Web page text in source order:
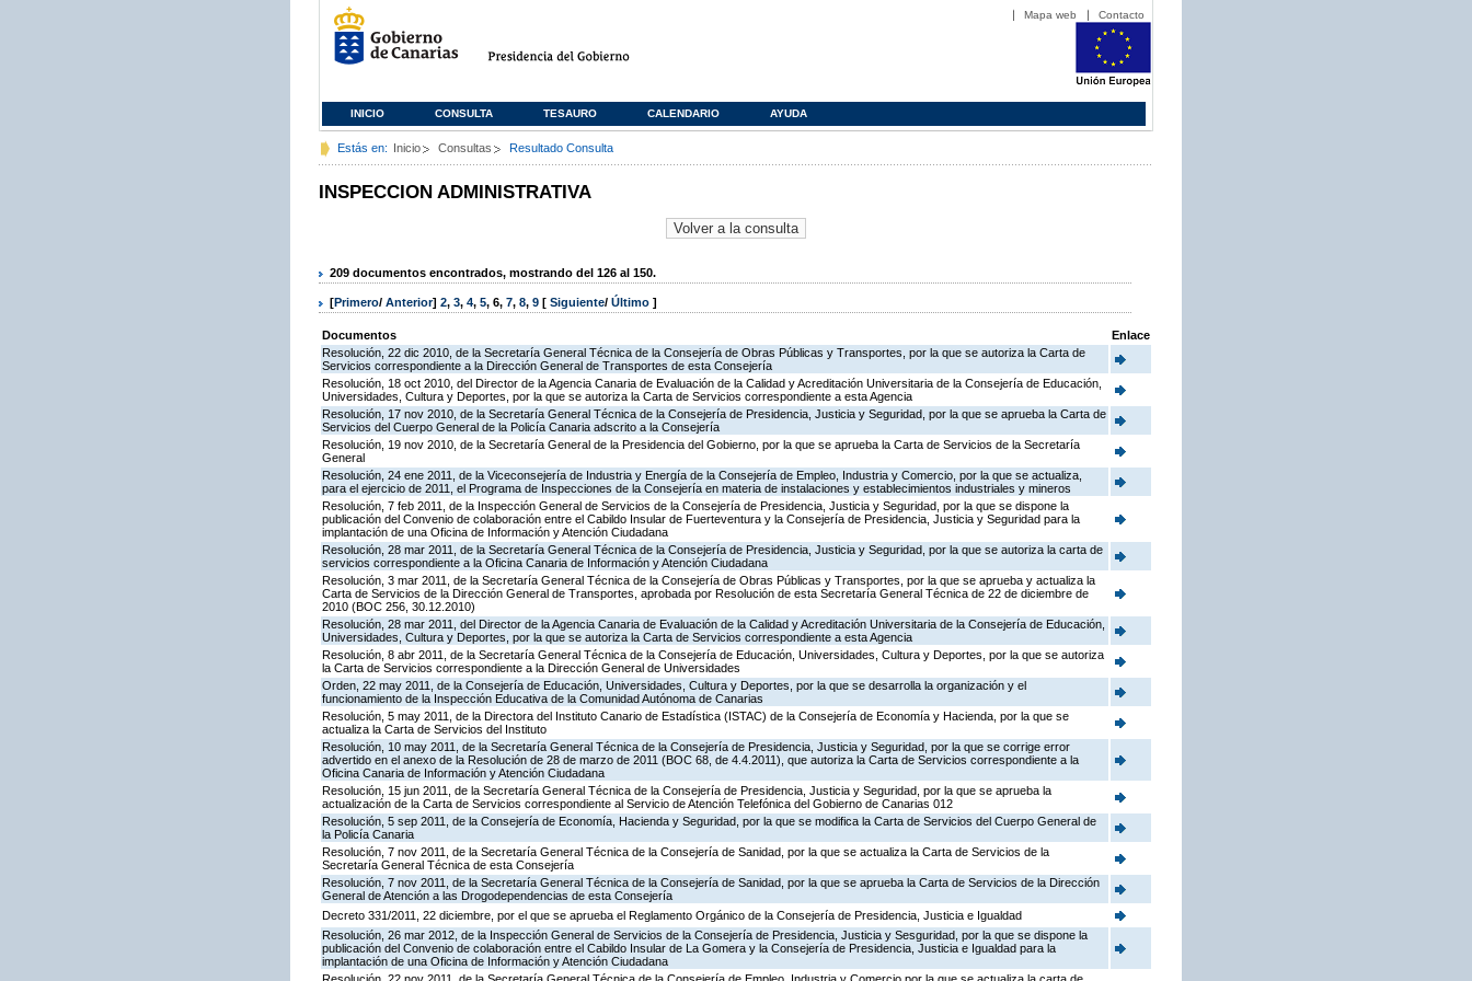
Mapa web Contacto
INICIO CONSULTA TESAURO CALENDARIO AYUDA
Estás en: Inicio Consultas Resultado Consulta
INSPECCION ADMINISTRATIVA
209 documentos encontrados, mostrando del 126 al 150.
[Primero/ Anterior] 2, 3, 4, 5, 6, 7, 8, 9 [ Siguiente/ Último ]
Documentos
Enlace
Resolución, 22 dic 2010, de la Secretaría General Técnica de la Consejería de Obras Públicas y Transportes, por la que se autoriza la Carta de
Servicios correspondiente a la Dirección General de Transportes de esta Consejería
Resolución, 18 oct 2010, del Director de la Agencia Canaria de Evaluación de la Calidad y Acreditación Universitaria de la Consejería de Educación,
Universidades, Cultura y Deportes, por la que se autoriza la Carta de Servicios correspondiente a esta Agencia
Resolución, 17 nov 2010, de la Secretaría General Técnica de la Consejería de Presidencia, Justicia y Seguridad, por la que se aprueba la Carta de
Servicios del Cuerpo General de la Policía Canaria adscrito a la Consejería
Resolución, 19 nov 2010, de la Secretaría General de la Presidencia del Gobierno, por la que se aprueba la Carta de Servicios de la Secretaría
General
Resolución, 24 ene 2011, de la Viceconsejería de Industria y Energía de la Consejería de Empleo, Industria y Comercio, por la que se actualiza,
para el ejercicio de 2011, el Programa de Inspecciones de la Consejería en materia de instalaciones y establecimientos industriales y mineros
Resolución, 7 feb 2011, de la Inspección General de Servicios de la Consejería de Presidencia, Justicia y Seguridad, por la que se dispone la
publicación del Convenio de colaboración entre el Cabildo Insular de Fuerteventura y la Consejería de Presidencia, Justicia y Seguridad para la
implantación de una Oficina de Información y Atención Ciudadana
Resolución, 28 mar 2011, de la Secretaría General Técnica de la Consejería de Presidencia, Justicia y Seguridad, por la que se autoriza la carta de
servicios correspondiente a la Oficina Canaria de Información y Atención Ciudadana
Resolución, 3 mar 2011, de la Secretaría General Técnica de la Consejería de Obras Públicas y Transportes, por la que se aprueba y actualiza la
Carta de Servicios de la Dirección General de Transportes, aprobada por Resolución de esta Secretaría General Técnica de 22 de diciembre de
2010 (BOC 256, 30.12.2010)
Resolución, 28 mar 2011, del Director de la Agencia Canaria de Evaluación de la Calidad y Acreditación Universitaria de la Consejería de Educación,
Universidades, Cultura y Deportes, por la que se autoriza la Carta de Servicios correspondiente a esta Agencia
Resolución, 8 abr 2011, de la Secretaría General Técnica de la Consejería de Educación, Universidades, Cultura y Deportes, por la que se autoriza
la Carta de Servicios correspondiente a la Dirección General de Universidades
Orden, 22 may 2011, de la Consejería de Educación, Universidades, Cultura y Deportes, por la que se desarrolla la organización y el
funcionamiento de la Inspección Educativa de la Comunidad Autónoma de Canarias
Resolución, 5 may 2011, de la Directora del Instituto Canario de Estadística (ISTAC) de la Consejería de Economía y Hacienda, por la que se
actualiza la Carta de Servicios del Instituto
Resolución, 10 may 2011, de la Secretaría General Técnica de la Consejería de Presidencia, Justicia y Seguridad, por la que se corrige error
advertido en el anexo de la Resolución de 28 de marzo de 2011 (BOC 68, de 4.4.2011), que autoriza la Carta de Servicios correspondiente a la
Oficina Canaria de Información y Atención Ciudadana
Resolución, 15 jun 2011, de la Secretaría General Técnica de la Consejería de Presidencia, Justicia y Seguridad, por la que se aprueba la
actualización de la Carta de Servicios correspondiente al Servicio de Atención Telefónica del Gobierno de Canarias 012
Resolución, 5 sep 2011, de la Consejería de Economía, Hacienda y Seguridad, por la que se modifica la Carta de Servicios del Cuerpo General de
la Policía Canaria
Resolución, 7 nov 2011, de la Secretaría General Técnica de la Consejería de Sanidad, por la que se actualiza la Carta de Servicios de la
Secretaría General Técnica de esta Consejería
Resolución, 7 nov 2011, de la Secretaría General Técnica de la Consejería de Sanidad, por la que se aprueba la Carta de Servicios de la Dirección
General de Atención a las Drogodependencias de esta Consejería
Decreto 331/2011, 22 diciembre, por el que se aprueba el Reglamento Orgánico de la Consejería de Presidencia, Justicia e Igualdad
Resolución, 26 mar 2012, de la Inspección General de Servicios de la Consejería de Presidencia, Justicia y Sesguridad, por la que se dispone la
publicación del Convenio de colaboración entre el Cabildo Insular de La Gomera y la Consejería de Presidencia, Justicia e Igualdad para la
implantación de una Oficina de Información y Atención Ciudadana